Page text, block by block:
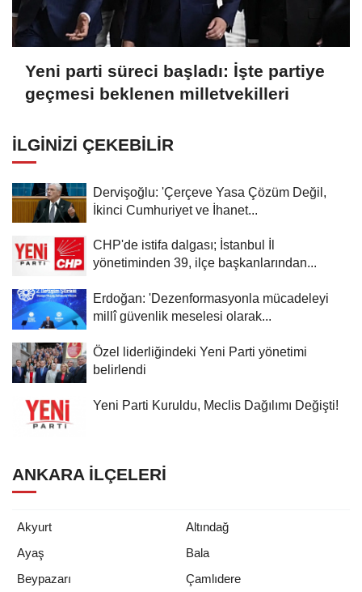
Yeni parti süreci başladı: İşte partiye
geçmesi beklenen milletvekilleri
İLGINIZI ÇEKEBILIR
Dervişoğlu: 'Çerçeve Yasa Çözüm Değil,
İkinci Cumhuriyet ve İhanet...
CHP'de istifa dalgası; İstanbul İl
yönetiminden 39, ilçe başkanlarından...
Erdoğan: 'Dezenformasyonla mücadeleyi
millî güvenlik meselesi olarak...
Özel liderliğindeki Yeni Parti yönetimi
belirlendi
Yeni Parti Kuruldu, Meclis Dağılımı Değişti!
ANKARA İLÇELERI
Akyurt
Altındağ
Ayaş
Bala
Beypazarı
Çamlıdere